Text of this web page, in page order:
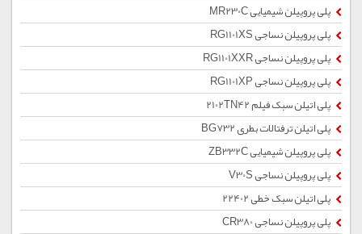
پلی پروپیلن شیمیایی MR230C
پلی پروپیلن نساجی RG1101XS
پلی پروپیلن نساجی RG1101XXR
پلی پروپیلن نساجی RG1101XP
پلی اتیلن سبک فیلم 2102TN42
پلی اتیلن ترفتالات بطری BG732
پلی پروپیلن شیمیایی ZB332C
پلی پروپیلن نساجی V30S
پلی اتیلن سبک خطی 22402
پلی پروپیلن نساجی CR380